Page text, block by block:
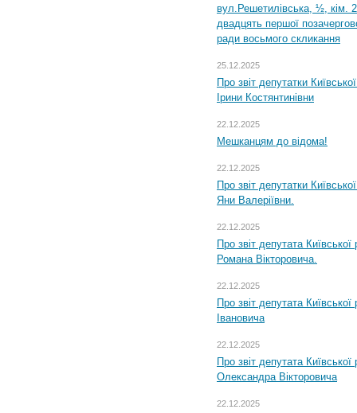
вул.Решетилівська, ½, кім.
двадцять першої
ради восьмого скликання
25.12.2025
Про звіт депутатки
Ірини Костянтинівни
22.12.2025
Мешканцям до відома!
22.12.2025
Про звіт депутатки
Яни Валеріївни.
22.12.2025
Про звіт депутата
Романа Вікторовича.
22.12.2025
Про звіт депутата
Івановича
22.12.2025
Про звіт депутата
Олександра Вікторовича
22.12.2025